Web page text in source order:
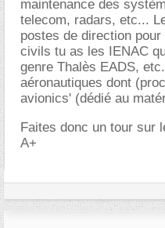
maintenance des
telecom, radars, etc...
postes de direction
civils tu as les IENAC
genre Thalès EADS,
aéronautiques dont
avionics' (dédié au
Faites donc un tour sur
A+